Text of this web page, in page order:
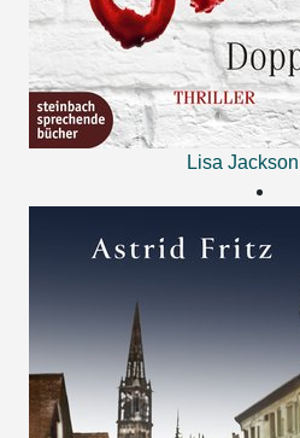
Lisa Jackson